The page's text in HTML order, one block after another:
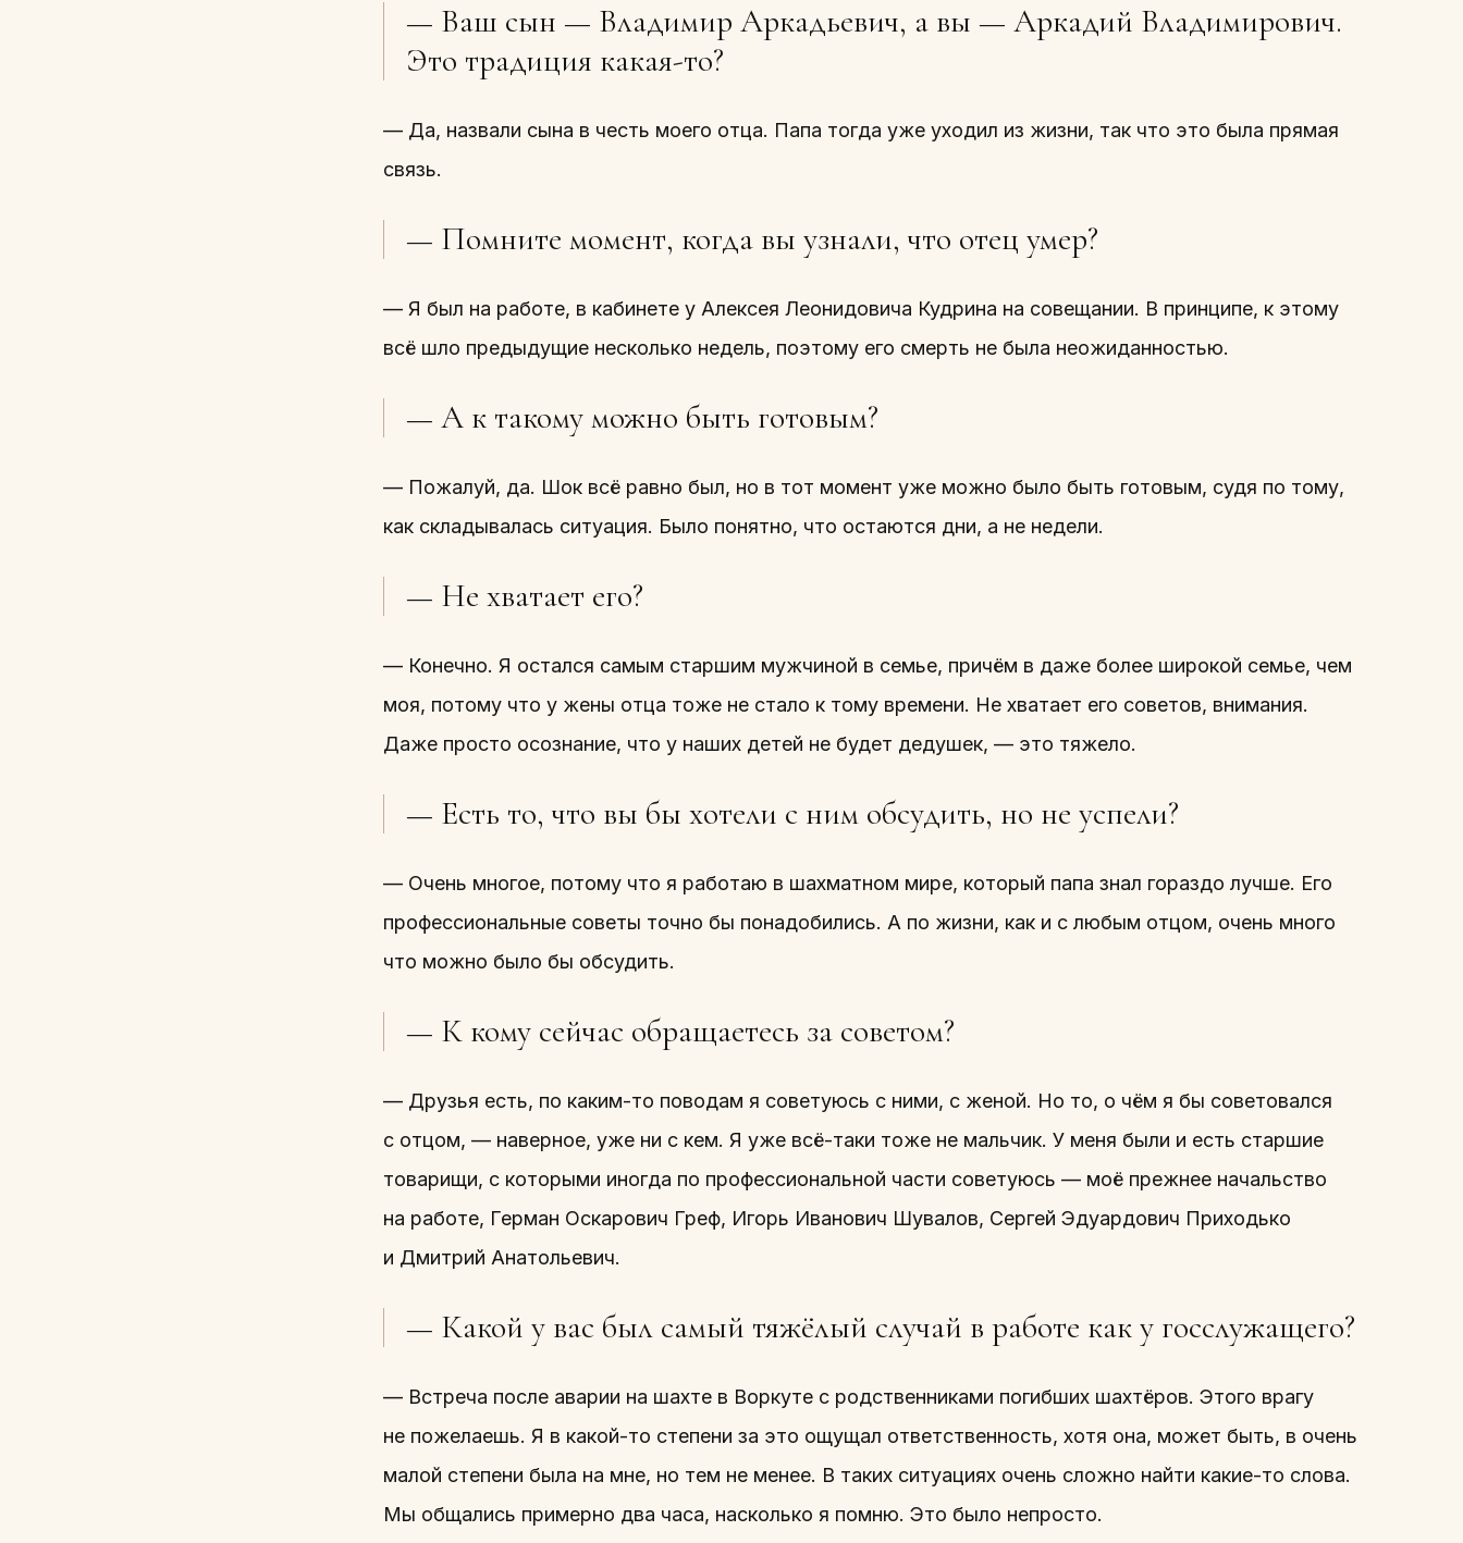
— Ваш сын — Владимир Аркадьевич, а вы — Аркадий Владимирович.
Это традиция какая-то?
— Да, назвали сына в честь моего отца. Папа тогда уже уходил из жизни, так что это была прямая
связь.
— Помните момент, когда вы узнали, что отец умер?
— Я был на работе, в кабинете у Алексея Леонидовича Кудрина на совещании. В принципе, к этому
всё шло предыдущие несколько недель, поэтому его смерть не была неожиданностью.
— А к такому можно быть готовым?
— Пожалуй, да. Шок всё равно был, но в тот момент уже можно было быть готовым, судя по тому,
как складывалась ситуация. Было понятно, что остаются дни, а не недели.
— Не хватает его?
— Конечно. Я остался самым старшим мужчиной в семье, причём в даже более широкой семье, чем
моя, потому что у жены отца тоже не стало к тому времени. Не хватает его советов, внимания.
Даже просто осознание, что у наших детей не будет дедушек, — это тяжело.
— Есть то, что вы бы хотели с ним обсудить, но не успели?
— Очень многое, потому что я работаю в шахматном мире, который папа знал гораздо лучше. Его
профессиональные советы точно бы понадобились. А по жизни, как и с любым отцом, очень много
что можно было бы обсудить.
— К кому сейчас обращаетесь за советом?
— Друзья есть, по каким-то поводам я советуюсь с ними, с женой. Но то, о чём я бы советовался
с отцом, — наверное, уже ни с кем. Я уже всё-таки тоже не мальчик. У меня были и есть старшие
товарищи, с которыми иногда по профессиональной части советуюсь — моё прежнее начальство
на работе, Герман Оскарович Греф, Игорь Иванович Шувалов, Сергей Эдуардович Приходько
и Дмитрий Анатольевич.
— Какой у вас был самый тяжёлый случай в работе как у госслужащего?
— Встреча после аварии на шахте в Воркуте с родственниками погибших шахтёров. Этого врагу
не пожелаешь. Я в какой-то степени за это ощущал ответственность, хотя она, может быть, в очень
малой степени была на мне, но тем не менее. В таких ситуациях очень сложно найти какие-то слова.
Мы общались примерно два часа, насколько я помню. Это было непросто.